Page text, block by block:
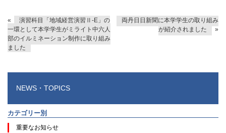
«
演習科目「地域経営演習Ⅱ-E」の
一環として本学学生がミライト中六人
部のイルミネーション制作に取り組み
ました
両丹日日新聞に本学学生の取り組み
が紹介されました
»
NEWS・TOPICS
カテゴリー別
重要なお知らせ